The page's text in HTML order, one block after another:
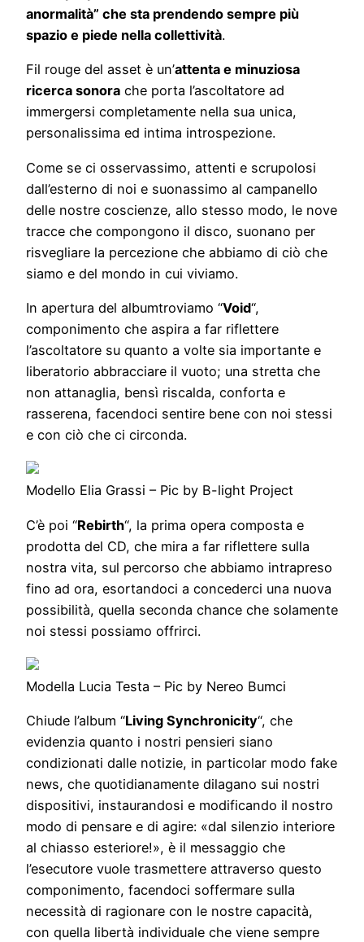
anormalità” che sta prendendo sempre più
spazio e piede nella collettività.
Fil rouge del asset è un’attenta e minuziosa
ricerca sonora che porta l’ascoltatore ad
immergersi completamente nella sua unica,
personalissima ed intima introspezione.
Come se ci osservassimo, attenti e scrupolosi
dall’esterno di noi e suonassimo al campanello
delle nostre coscienze, allo stesso modo, le nove
tracce che compongono il disco, suonano per
risvegliare la percezione che abbiamo di ciò che
siamo e del mondo in cui viviamo.
In apertura del albumtroviamo “Void“,
componimento che aspira a far riflettere
l’ascoltatore su quanto a volte sia importante e
liberatorio abbracciare il vuoto; una stretta che
non attanaglia, bensì riscalda, conforta e
rasserena, facendoci sentire bene con noi stessi
e con ciò che ci circonda.
Modello Elia Grassi – Pic by B-light Project
C’è poi “Rebirth“, la prima opera composta e
prodotta del CD, che mira a far riflettere sulla
nostra vita, sul percorso che abbiamo intrapreso
fino ad ora, esortandoci a concederci una nuova
possibilità, quella seconda chance che solamente
noi stessi possiamo offrirci.
Modella Lucia Testa – Pic by Nereo Bumci
Chiude l’album “Living Synchronicity“, che
evidenzia quanto i nostri pensieri siano
condizionati dalle notizie, in particolar modo fake
news, che quotidianamente dilagano sui nostri
dispositivi, instaurandosi e modificando il nostro
modo di pensare e di agire: «dal silenzio interiore
al chiasso esteriore!», è il messaggio che
l’esecutore vuole trasmettere attraverso questo
componimento, facendoci soffermare sulla
necessità di ragionare con le nostre capacità,
con quella libertà individuale che viene sempre